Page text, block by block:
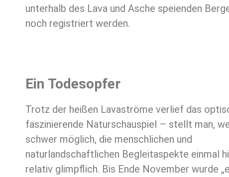
unterhalb des Lava und Asche speienden
noch registriert werden.
Ein Todesopfer
Trotz der heißen Lavaströme verlief das
faszinierende Naturschauspiel – stellt man,
schwer möglich, die menschlichen und
naturlandschaftlichen Begleitaspekte einmal
relativ glimpflich. Bis Ende November wurde